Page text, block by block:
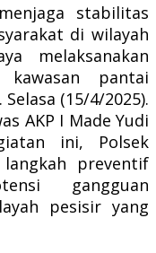
stabilitas
di wilayah
melaksanakan
pantai
(15/4/2025).
AKP I Made Yudi
ini, Polsek
preventif
gangguan
pesisir yang